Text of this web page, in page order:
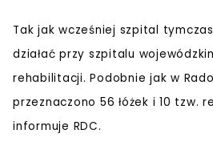
Tak jak wcześniej szpital
działać przy szpitalu
rehabilitacji. Podobnie jak w
przeznaczono 56 łóżek i 10 tzw.
informuje RDC.